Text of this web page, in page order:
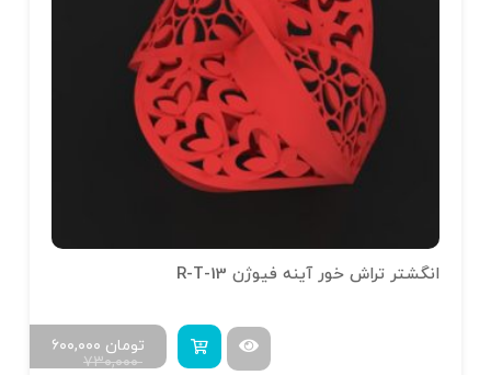
انگشتر تراش خور آینه فیوژن R-T-13
۷۳۰,۰۰۰
۶۰۰,۰۰۰ تومان